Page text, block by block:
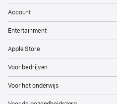
Account
Entertainment
Apple Store
Voor bedrijven
Voor het onderwijs